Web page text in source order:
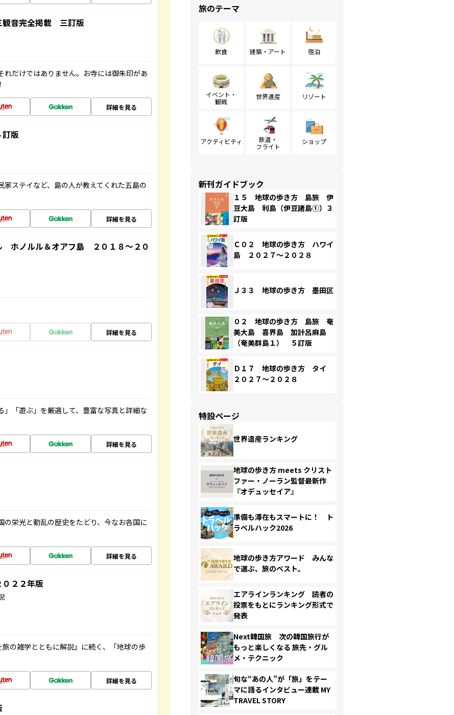
音完全掲載 三訂版
だけではありません。お寺には御朱印があ
詳細を見る
版
ステイなど、島の人が教えてくれた五島の
詳細を見る
ノルル＆オアフ島 ２０１８～２０
詳細を見る
「遊ぶ」を厳選して、豊富な写真と詳細な
詳細を見る
の栄光と動乱の歴史をたどり、今なお各国に
詳細を見る
２２年版
の雑学とともに解説』に続く、「地球の歩
詳細を見る
旅のテーマ
飲食 建築・アート 宿泊
イベント・
観戦
世界遺産 リゾート
アクティビティ
鉄道・
フライト
ショップ
新刊ガイドブック
１５ 地球の歩き方 島旅 伊
豆大島 利島（伊豆諸島①）３
訂版
Ｃ０２ 地球の歩き方 ハワイ
島 ２０２７～２０２８
Ｊ３３ 地球の歩き方 墨田区
０２ 地球の歩き方 島旅 奄
美大島 喜界島 加計呂麻島
（奄美群島１） ５訂版
Ｄ１７ 地球の歩き方 タイ
２０２７～２０２８
特設ページ
世界遺産ランキング
地球の歩き方 meets クリスト
ファー・ノーラン監督最新作
『オデュッセイア』
準備も滞在もスマートに！ ト
ラベルハック2026
地球の歩き方アワード みんな
で選ぶ、旅のベスト。
エアラインランキング 読者の
投票をもとにランキング形式で
発表
Next韓国旅 次の韓国旅行が
もっと楽しくなる 旅先・グル
メ・テクニック
旬な“あの人”が「旅」をテー
マに語るインタビュー連載 MY
TRAVEL STORY